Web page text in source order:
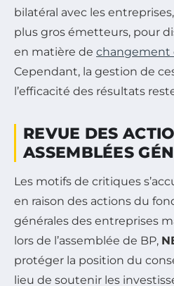
bilatéral avec les
plus gros émetteurs, pour
en matière de changement
Cependant, la gestion de
l’efficacité des résultats
REVUE DES
ASSEMBLÉES
Les motifs de critiques
en raison des actions du
générales des entreprises
lors de l’assemblée de BP,
protéger la position du
lieu de soutenir les